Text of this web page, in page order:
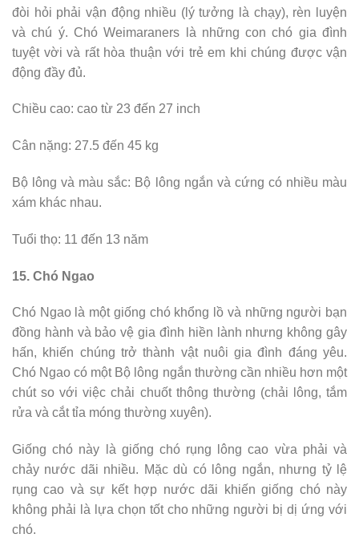
đòi hỏi phải vận động nhiều (lý tưởng là chạy), rèn luyện
và chú ý. Chó Weimaraners là những con chó gia đình
tuyệt vời và rất hòa thuận với trẻ em khi chúng được vận
động đầy đủ.
Chiều cao: cao từ 23 đến 27 inch
Cân nặng: 27.5 đến 45 kg
Bộ lông và màu sắc: Bộ lông ngắn và cứng có nhiều màu
xám khác nhau.
Tuổi thọ: 11 đến 13 năm
15. Chó Ngao
Chó Ngao là một giống chó khổng lồ và những người bạn
đồng hành và bảo vệ gia đình hiền lành nhưng không gây
hấn, khiến chúng trở thành vật nuôi gia đình đáng yêu.
Chó Ngao có một Bộ lông ngắn thường cần nhiều hơn một
chút so với việc chải chuốt thông thường (chải lông, tắm
rửa và cắt tỉa móng thường xuyên).
Giống chó này là giống chó rụng lông cao vừa phải và
chảy nước dãi nhiều. Mặc dù có lông ngắn, nhưng tỷ lệ
rụng cao và sự kết hợp nước dãi khiến giống chó này
không phải là lựa chọn tốt cho những người bị dị ứng với
chó.